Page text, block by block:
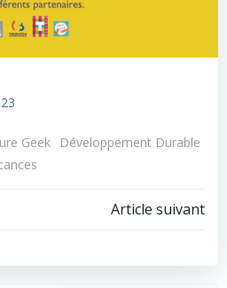
Geek
Développement Durable
navigation
Article suivant